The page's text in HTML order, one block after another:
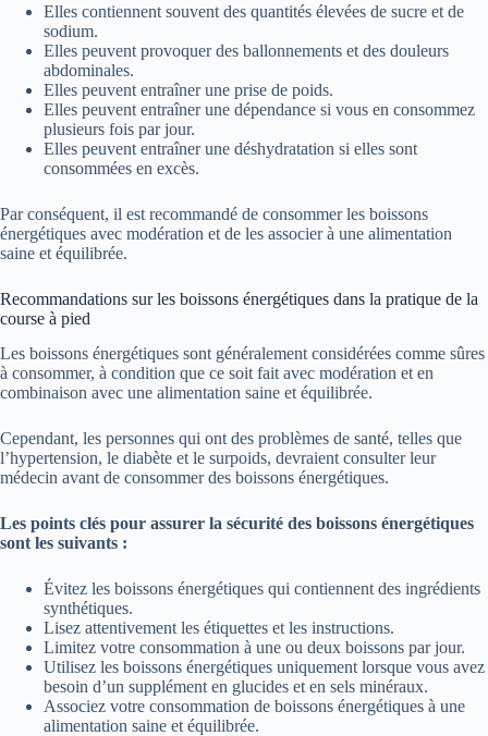
Elles contiennent souvent des quantités élevées de sucre et de
sodium.
Elles peuvent provoquer des ballonnements et des douleurs
abdominales.
Elles peuvent entraîner une prise de poids.
Elles peuvent entraîner une dépendance si vous en consommez
plusieurs fois par jour.
Elles peuvent entraîner une déshydratation si elles sont
consommées en excès.
Par conséquent, il est recommandé de consommer les boissons
énergétiques avec modération et de les associer à une alimentation
saine et équilibrée.
Recommandations sur les boissons énergétiques dans la pratique de la
course à pied
Les boissons énergétiques sont généralement considérées comme sûres
à consommer, à condition que ce soit fait avec modération et en
combinaison avec une alimentation saine et équilibrée.
Cependant, les personnes qui ont des problèmes de santé, telles que
l’hypertension, le diabète et le surpoids, devraient consulter leur
médecin avant de consommer des boissons énergétiques.
Les points clés pour assurer la sécurité des boissons énergétiques
sont les suivants :
Évitez les boissons énergétiques qui contiennent des ingrédients
synthétiques.
Lisez attentivement les étiquettes et les instructions.
Limitez votre consommation à une ou deux boissons par jour.
Utilisez les boissons énergétiques uniquement lorsque vous avez
besoin d’un supplément en glucides et en sels minéraux.
Associez votre consommation de boissons énergétiques à une
alimentation saine et équilibrée.